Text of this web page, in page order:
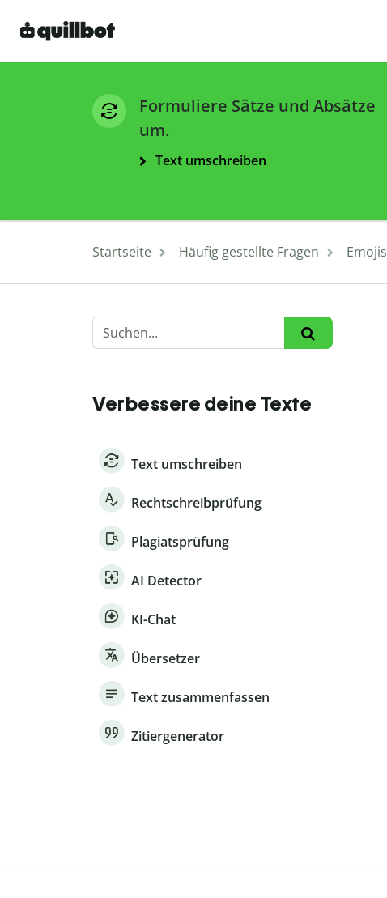
Formuliere Sätze und Absätze
um.
Text umschreiben
Startseite Häufig gestellte Fragen Emojis
Verbessere deine Texte
Text umschreiben
Rechtschreibprüfung
Plagiatsprüfung
AI Detector
KI-Chat
Übersetzer
Text zusammenfassen
Zitiergenerator